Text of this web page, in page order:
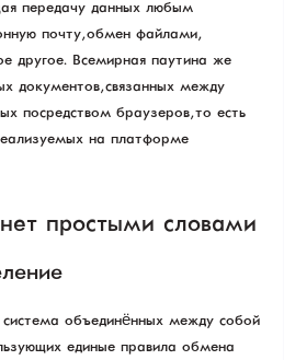
передачу данных любым
почту, обмен файлами,
другое. Всемирная паутина же —
документов, связанных между
посредством браузеров, то есть
на платформе
простыми словами
система объединённых между собой
единые правила обмена